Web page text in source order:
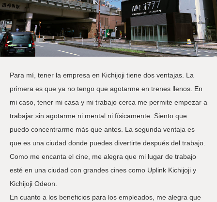
Para mí, tener la empresa en Kichijoji tiene dos ventajas. La
primera es que ya no tengo que agotarme en trenes llenos. En
mi caso, tener mi casa y mi trabajo cerca me permite empezar a
trabajar sin agotarme ni mental ni físicamente. Siento que
puedo concentrarme más que antes. La segunda ventaja es
que es una ciudad donde puedes divertirte después del trabajo.
Como me encanta el cine, me alegra que mi lugar de trabajo
esté en una ciudad con grandes cines como Uplink Kichijoji y
Kichijoji Odeon.
En cuanto a los beneficios para los empleados, me alegra que